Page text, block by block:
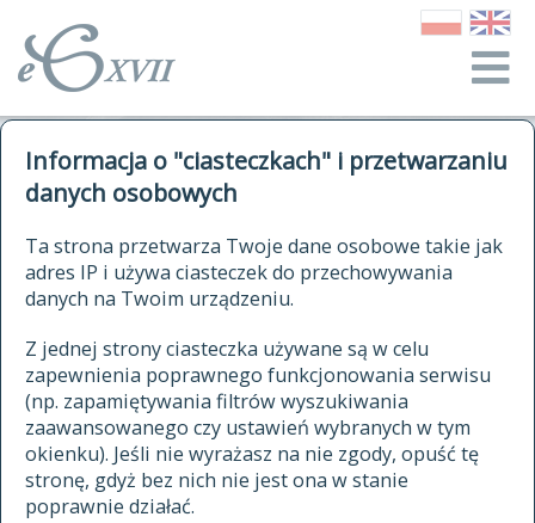
Informacja o "ciasteczkach" i przetwarzaniu
danych osobowych
Ta strona przetwarza Twoje dane osobowe takie jak
adres IP i używa ciasteczek do przechowywania
danych na Twoim urządzeniu.
Z jednej strony ciasteczka używane są w celu
zapewnienia poprawnego funkcjonowania serwisu
(np. zapamiętywania filtrów wyszukiwania
zaawansowanego czy ustawień wybranych w tym
okienku). Jeśli nie wyrażasz na nie zgody, opuść tę
stronę, gdyż bez nich nie jest ona w stanie
poprawnie działać.
autorzy Słownika
historia
publikacje
źródła
autorzy tekstów źródłowych
zasady opracowania
statystyki
najnowsze hasła
ostatnio zmodyfikowane hasła
kwerendy
jak cytować Słownik
ELEKTRONICZNY SŁOWNIK
JĘZYKA POLSKIEGO
XVII I XVIII WIEKU
znajdź hasła
zaczynające się od